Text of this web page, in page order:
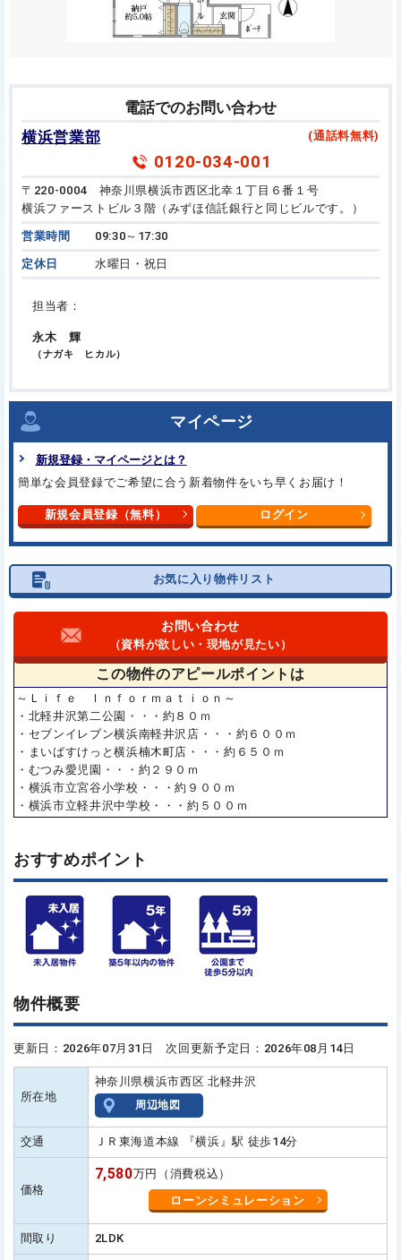
電話でのお問い合わせ
横浜営業部
(通話料無料)
0120-034-001
〒220-0004 神奈川県横浜市西区北幸１丁目６番１号
横浜ファーストビル３階（みずほ信託銀行と同じビルです。）
営業時間 09:30～17:30
定休日 水曜日・祝日
担当者：
永木 輝
（ナガキ ヒカル）
マイページ
新規登録・マイページとは？
簡単な会員登録でご希望に合う 新着物件をいち早くお届け！
新規会員登録（無料） ログイン
お気に入り物件リスト
お問い合わせ
（資料が欲しい・現地が見たい）
この物件のアピールポイントは
～Ｌｉｆｅ Ｉｎｆｏｒｍａｔｉｏｎ～
・北軽井沢第二公園・・・約８０ｍ
・セブンイレブン横浜南軽井沢店・・・約６００ｍ
・まいばすけっと横浜楠木町店・・・約６５０ｍ
・むつみ愛児園・・・約２９０ｍ
・横浜市立宮谷小学校・・・約９００ｍ
・横浜市立軽井沢中学校・・・約５００ｍ
おすすめポイント
物件概要
更新日：2026年07月31日 次回更新予定日：2026年08月14日
所在地
神奈川県横浜市西区 北軽井沢
周辺地図
交通 ＪＲ東海道本線 『横浜』駅 徒歩14分
価格
7,580万円（消費税込）
ローンシミュレーション
間取り 2LDK